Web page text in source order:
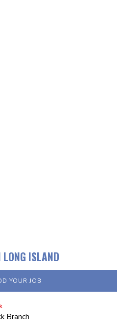
LONG ISLAND
YOUR JOB
Branch